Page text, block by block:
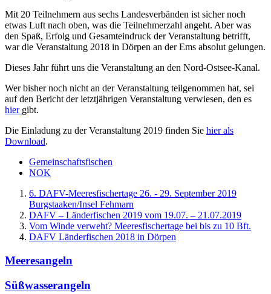
Mit 20 Teilnehmern aus sechs Landesverbänden ist sicher noch
etwas Luft nach oben, was die Teilnehmerzahl angeht. Aber was
den Spaß, Erfolg und Gesamteindruck der Veranstaltung betrifft,
war die Veranstaltung 2018 in Dörpen an der Ems absolut gelungen.
Dieses Jahr führt uns die Veranstaltung an den Nord-Ostsee-Kanal.
Wer bisher noch nicht an der Veranstaltung teilgenommen hat, sei
auf den Bericht der letztjährigen Veranstaltung verwiesen, den es
hier gibt.
Die Einladung zu der Veranstaltung 2019 finden Sie hier als
Download.
Gemeinschaftsfischen
NOK
6. DAFV-Meeresfischertage 26. - 29. September 2019
Burgstaaken/Insel Fehmarn
DAFV – Länderfischen 2019 vom 19.07. – 21.07.2019
Vom Winde verweht? Meeresfischertage bei bis zu 10 Bft.
DAFV Länderfischen 2018 in Dörpen
Meeresangeln
Süßwasserangeln